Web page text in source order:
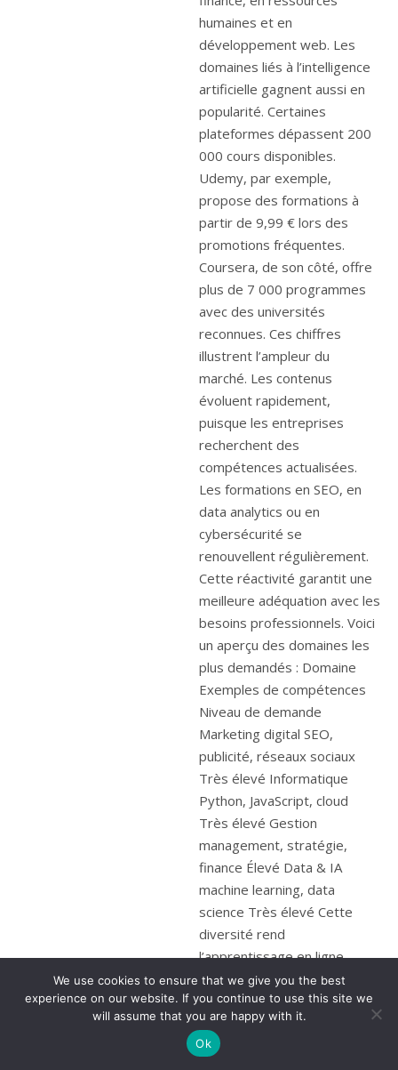
We use cookies to ensure that we give you the best
experience on our website. If you continue to use this site we
will assume that you are happy with it.
Ok